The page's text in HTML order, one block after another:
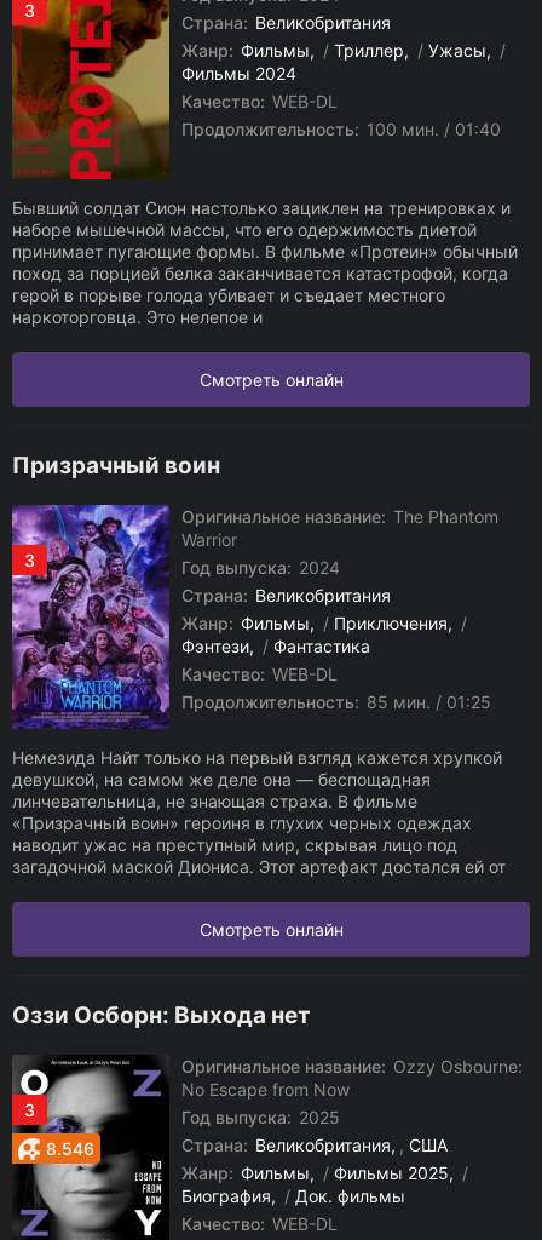
3
Страна: Великобритания
Жанр: Фильмы / Триллер / Ужасы
/
Фильмы 2024
Качество: WEB-DL
Продолжительность: 100 мин. / 01:40
Бывший солдат Сион настолько зациклен на тренировках и
наборе мышечной массы, что его одержимость диетой
принимает пугающие формы. В фильме «Протеин» обычный
поход за порцией белка заканчивается катастрофой, когда
герой в порыве голода убивает и съедает местного
наркоторговца. Это нелепое и
Смотреть онлайн
Призрачный воин
3
Оригинальное название: The Phantom
Warrior
Год выпуска: 2024
Страна: Великобритания
Жанр: Фильмы / Приключения
/
Фэнтези
/ Фантастика
Качество: WEB-DL
Продолжительность: 85 мин. / 01:25
Немезида Найт только на первый взгляд кажется хрупкой
девушкой, на самом же деле она — беспощадная
линчевательница, не знающая страха. В фильме
«Призрачный воин» героиня в глухих черных одеждах
наводит ужас на преступный мир, скрывая лицо под
загадочной маской Диониса. Этот артефакт достался ей от
Смотреть онлайн
Оззи Осборн: Выхода нет
3
8.546
Оригинальное название: Ozzy Osbourne:
No Escape from Now
Год выпуска: 2025
Страна: Великобритания , США
Жанр: Фильмы / Фильмы 2025
/
Биография
/ Док. фильмы
Качество: WEB-DL